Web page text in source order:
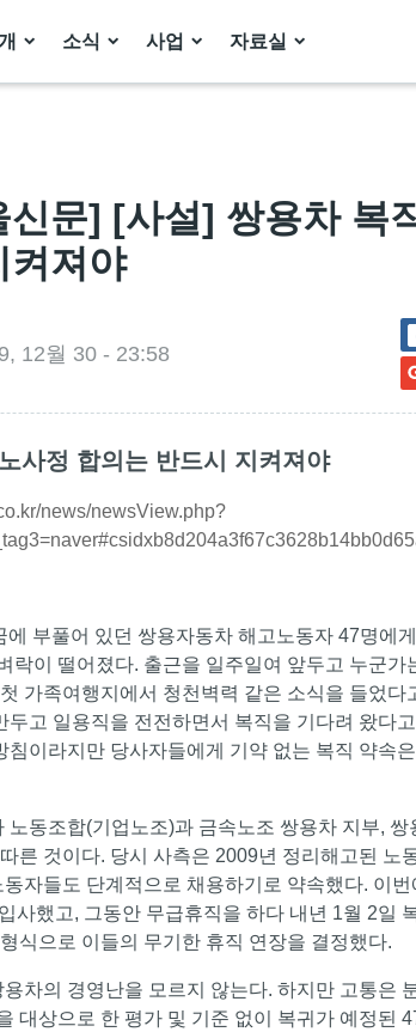
소식 사업 자료실
문] [사설] 쌍용차 복
켜져야
12월 30 - 23:58
사정 합의는 반드시 지켜져야
news/newsView.php?
부풀어 있던 쌍용자동차 해고노동자 47명에
락이 떨어졌다. 출근을 일주일여 앞두고 누군가
가족여행지에서 청천벽력 같은 소식을 들었다
고 일용직을 전전하면서 복직을 기다려 왔다
이라지만 당사자들에게 기약 없는 복직 약속은
노동조합(기업노조)과 금속노조 쌍용차 지부, 쌍
따른 것이다. 당시 사측은 2009년 정리해고된 노
자들도 단계적으로 채용하기로 약속했다. 이번
사했고, 그동안 무급휴직을 하다 내년 1월 2일
식으로 이들의 무기한 휴직 연장을 결정했다.
차의 경영난을 모르지 않는다. 하지만 고통은
대상으로 한 평가 및 기준 없이 복귀가 예정된